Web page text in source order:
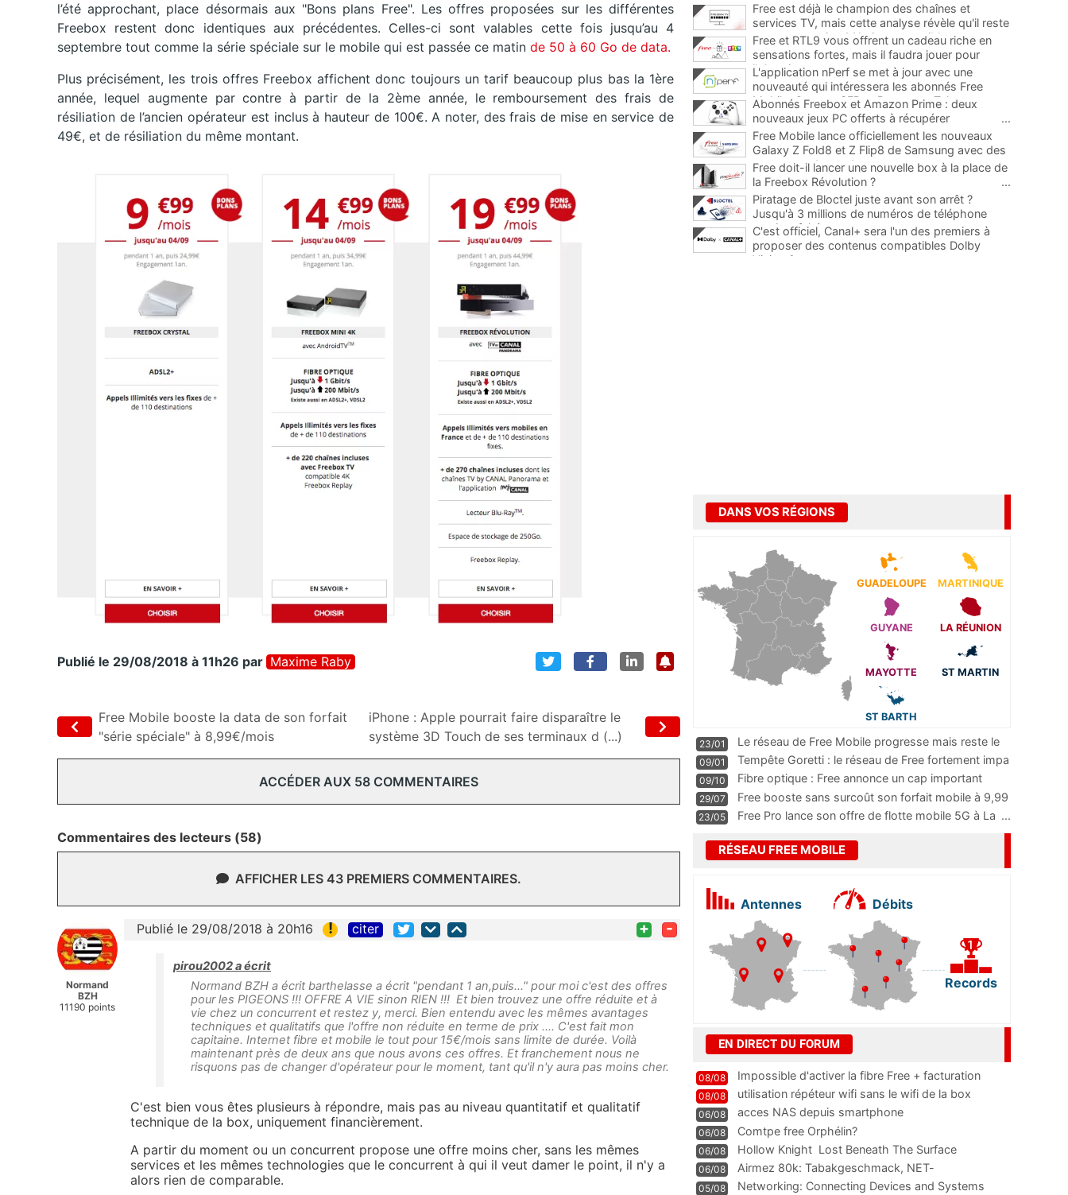
l’été approchant, place désormais aux "Bons plans Free". Les offres proposées sur les différentes
Freebox restent donc identiques aux précédentes. Celles-ci sont valables cette fois jusqu’au 4
septembre tout comme la série spéciale sur le mobile qui est passée ce matin de 50 à 60 Go de data.
Plus précisément, les trois offres Freebox affichent donc toujours un tarif beaucoup plus bas la 1ère
année, lequel augmente par contre à partir de la 2ème année, le remboursement des frais de
résiliation de l’ancien opérateur est inclus à hauteur de 100€. A noter, des frais de mise en service de
49€, et de résiliation du même montant.
Publié le 29/08/2018 à 11h26 par Maxime Raby
Free Mobile booste la data de son forfait
"série spéciale" à 8,99€/mois
iPhone : Apple pourrait faire disparaître le
système 3D Touch de ses terminaux d (...)
ACCÉDER AUX 58 COMMENTAIRES
Commentaires des lecteurs (58)
AFFICHER LES 43 PREMIERS COMMENTAIRES.
Normand
BZH
11190 points
Publié le 29/08/2018 à 20h16 ! citer + -
pirou2002 a écrit
Normand BZH a écrit barthelasse a écrit "pendant 1 an,puis…" pour moi c'est des offres
pour les PIGEONS !!! OFFRE A VIE sinon RIEN !!! Et bien trouvez une offre réduite et à
vie chez un concurrent et restez y, merci. Bien entendu avec les mêmes avantages
techniques et qualitatifs que l'offre non réduite en terme de prix .... C'est fait mon
capitaine. Internet fibre et mobile le tout pour 15€/mois sans limite de durée. Voilà
maintenant près de deux ans que nous avons ces offres. Et franchement nous ne
risquons pas de changer d'opérateur pour le moment, tant qu'il n'y aura pas moins cher.
C'est bien vous êtes plusieurs à répondre, mais pas au niveau quantitatif et qualitatif
technique de la box, uniquement financièrement.
A partir du moment ou un concurrent propose une offre moins cher, sans les mêmes
services et les mêmes technologies que le concurrent à qui il veut damer le point, il n'y a
alors rien de comparable.
Free est déjà le champion des chaînes et
services TV, mais cette analyse révèle qu'il reste
encore au moins 141 ajouts possibles
Free et RTL9 vous offrent un cadeau riche en
sensations fortes, mais il faudra jouer pour
l'obtenir
L'application nPerf se met à jour avec une
nouveauté qui intéressera les abonnés Free
Mobile, Orange, SFR et Bouygues Telecom
Abonnés Freebox et Amazon Prime : deux
nouveaux jeux PC offerts à récupérer
...
Free Mobile lance officiellement les nouveaux
Galaxy Z Fold8 et Z Flip8 de Samsung avec des
promos et des cadeaux
...
Free doit-il lancer une nouvelle box à la place de
la Freebox Révolution ?
...
Piratage de Bloctel juste avant son arrêt ?
Jusqu'à 3 millions de numéros de téléphone
auraient fuité
C'est officiel, Canal+ sera l'un des premiers à
proposer des contenus compatibles Dolby
Vision 2
DANS VOS RÉGIONS
GUADELOUPE MARTINIQUE
GUYANE LA RÉUNION
MAYOTTE ST MARTIN
ST BARTH
23/01
Le réseau de Free Mobile progresse mais reste le
m
...
09/01
Tempête Goretti : le réseau de Free fortement impa
09/10
Fibre optique : Free annonce un cap important
pass
...
29/07
Free booste sans surcoût son forfait mobile à 9,99
23/05 Free Pro lance son offre de flotte mobile 5G à La ...
RÉSEAU FREE MOBILE
Antennes Débits
Records
EN DIRECT DU FORUM
08/08
Impossible d'activer la fibre Free + facturation
résiliation
08/08 utilisation répéteur wifi sans le wifi de la box
06/08 acces NAS depuis smartphone
06/08 Comtpe free Orphélin?
06/08 Hollow Knight  Lost Beneath The Surface
06/08
Airmez 80k: Tabakgeschmack, NET-
Technologie und Leistung im
05/08 Networking: Connecting Devices and Systems